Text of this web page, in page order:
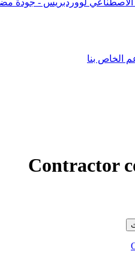
الاصطناعي لووردبريس - جودة
الخاص بنا
Contractor
(يفتح